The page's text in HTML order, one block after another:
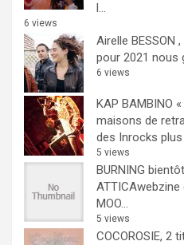
l...
6 views
Airelle BESSON
pour 2021 nous
6 views
KAP BAMBINO
maisons de
des Inrocks
5 views
BURNING
MOO...
5 views
COCOROSIE, 2